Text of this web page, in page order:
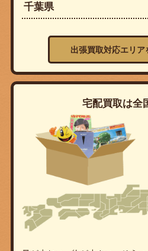
千葉県
出張買取対応エリア
宅配買取は全